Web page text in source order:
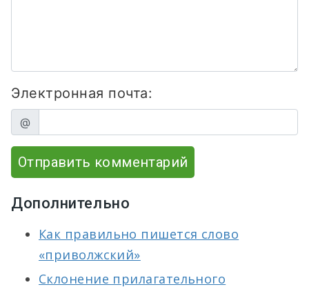
Электронная почта:
@
Отправить комментарий
Дополнительно
Как правильно пишется слово
«приволжский»
Склонение прилагательного